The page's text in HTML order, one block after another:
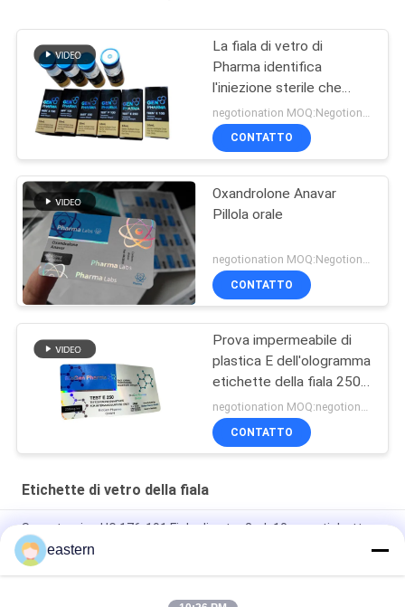
La fiala di vetro di
Pharma identifica
l'iniezione sterile che
stampa l'imballaggio
farmaceutico
CONTATTO
Oxandrolone Anavar
Pillola orale
negotionation MOQ:Negotionation
CONTATTO
Prova impermeabile di
plastica E dell'ologramma
etichette della fiala 250
di vetro
negotionation MOQ:negotionation
CONTATTO
Etichette di vetro della fiala
Somatropina HG 176-191 Fiala di vetro 2mlx10 con etichette
tren Etichette per fiale in fiala di acetato con istruzioni per
paer a set completo
eastern